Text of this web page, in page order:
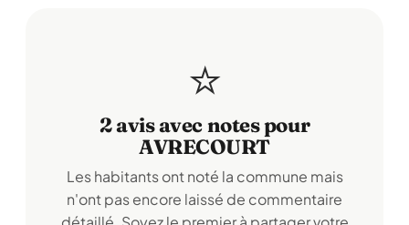
⭐
2 avis avec notes pour
AVRECOURT
Les habitants ont noté la commune mais
n'ont pas encore laissé de commentaire